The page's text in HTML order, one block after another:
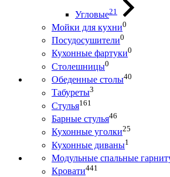
Угловые21
Мойки для кухни0
Посудосушители0
Кухонные фартуки0
Столешницы0
Обеденные столы40
Табуреты3
Стулья161
Барные стулья46
Кухонные уголки25
Кухонные диваны1
Модульные спальные
Кровати441